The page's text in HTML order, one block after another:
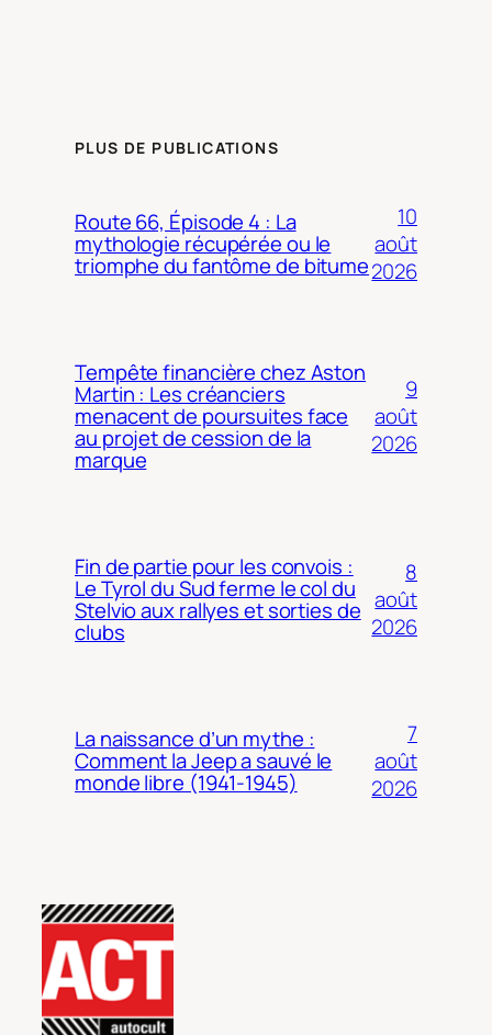
PLUS DE PUBLICATIONS
Route 66, Épisode 4 : La
mythologie récupérée ou le
triomphe du fantôme de bitume
10
août
2026
Tempête financière chez Aston
Martin : Les créanciers
menacent de poursuites face
au projet de cession de la
marque
9
août
2026
Fin de partie pour les convois :
Le Tyrol du Sud ferme le col du
Stelvio aux rallyes et sorties de
clubs
8
août
2026
La naissance d’un mythe :
Comment la Jeep a sauvé le
monde libre (1941-1945)
7
août
2026